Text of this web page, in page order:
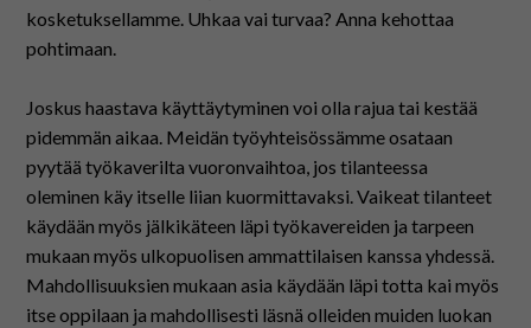
kosketuksellamme. Uhkaa vai turvaa? Anna kehottaa
pohtimaan.
Joskus haastava käyttäytyminen voi olla rajua tai kestää
pidemmän aikaa. Meidän työyhteisössämme osataan
pyytää työkaverilta vuoronvaihtoa, jos tilanteessa
oleminen käy itselle liian kuormittavaksi. Vaikeat tilanteet
käydään myös jälkikäteen läpi työkavereiden ja tarpeen
mukaan myös ulkopuolisen ammattilaisen kanssa yhdessä.
Mahdollisuuksien mukaan asia käydään läpi totta kai myös
itse oppilaan ja mahdollisesti läsnä olleiden muiden luokan